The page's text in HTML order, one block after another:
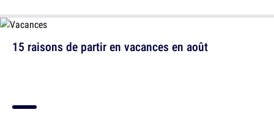
15 raisons de partir en vacances en août